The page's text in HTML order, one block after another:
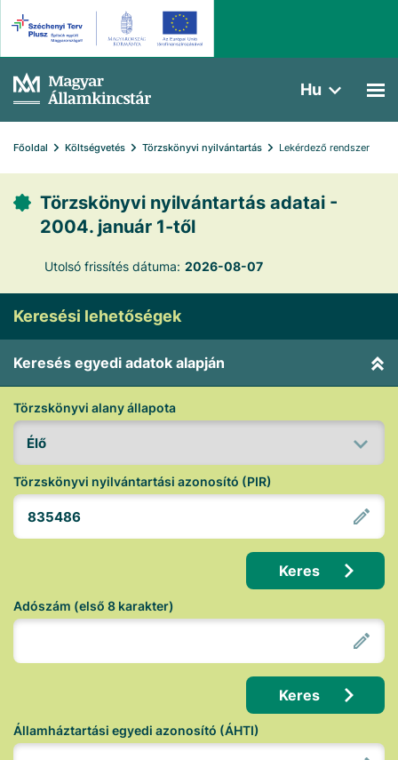
Hu
Főoldal Költségvetés Törzskönyvi nyilvántartás Lekérdező rendszer
Törzskönyvi nyilvántartás adatai -
2004. január 1-től
Utolsó frissítés dátuma: 2026-08-07
Keresési lehetőségek
Keresés egyedi adatok alapján
Törzskönyvi alany állapota
Törzskönyvi nyilvántartási azonosító (PIR)
Keres
Adószám (első 8 karakter)
Keres
Államháztartási egyedi azonosító (ÁHTI)